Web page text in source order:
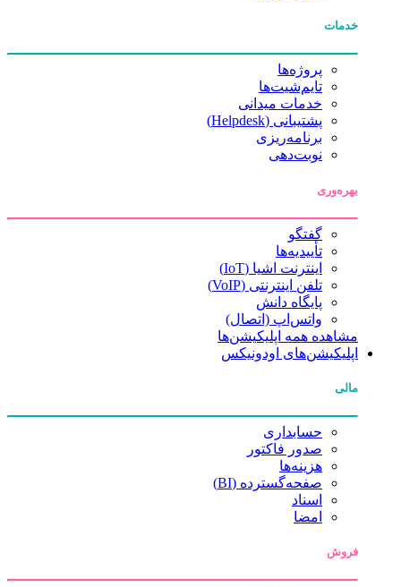
خدمات
پروژه‌ها
تایم‌شیت‌ها
خدمات میدانی
پشتیبانی (Helpdesk)
برنامه‌ریزی
نوبت‌دهی
بهره‌وری
گفتگو
تأییدیه‌ها
اینترنت اشیا (IoT)
تلفن اینترنتی (VoIP)
پایگاه دانش
واتس‌اپ (اتصال)
مشاهده همه اپلیکیشن‌ها
اپلیکیشن‌های اودونیکس
مالی
حسابداری
صدور فاکتور
هزینه‌ها
صفحه‌گسترده (BI)
اسناد
امضا
فروش